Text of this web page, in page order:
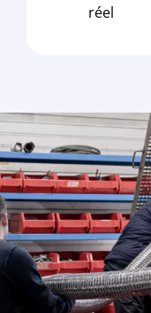
réel